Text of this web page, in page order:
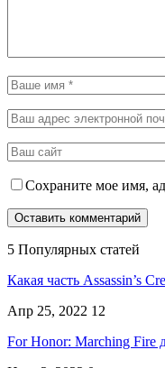
Сохраните мое имя,
5 Популярных статей
Какая часть Assassin’s
Апр 25, 2022 12
For Honor: Marching Fire